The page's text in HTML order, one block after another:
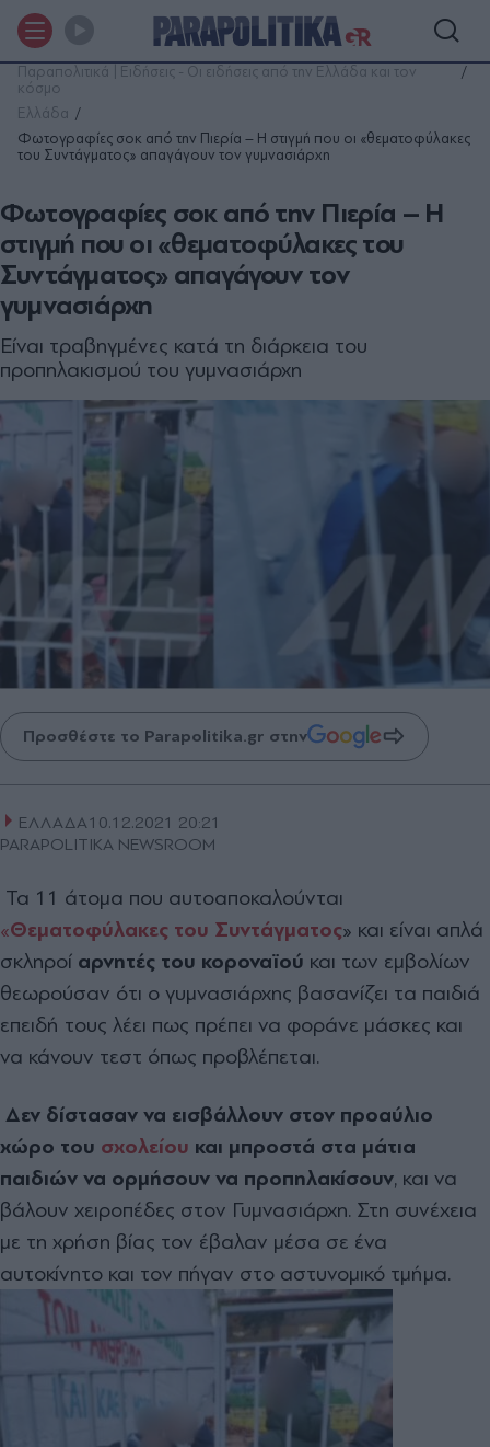
Παραπολιτικά | Ειδήσεις - Οι ειδήσεις από την Ελλάδα και τον
κόσμο
Ελλάδα
Φωτογραφίες σοκ από την Πιερία – Η στιγμή που οι «θεματοφύλακες
του Συντάγματος» απαγάγουν τον γυμνασιάρχη
Φωτογραφίες σοκ από την Πιερία – Η
στιγμή που οι «θεματοφύλακες του
Συντάγματος» απαγάγουν τον
γυμνασιάρχη
Είναι τραβηγμένες κατά τη διάρκεια του
προπηλακισμού του γυμνασιάρχη
Προσθέστε το Parapolitika.gr στην
ΕΛΛΑΔΑ10.12.2021 20:21
PARAPOLITIKA NEWSROOM
Τα 11 άτομα που αυτοαποκαλούνται
«Θεματοφύλακες του Συντάγματος» και είναι απλά
σκληροί αρνητές του κοροναϊού και των εμβολίων
θεωρούσαν ότι ο γυμνασιάρχης βασανίζει τα παιδιά
επειδή τους λέει πως πρέπει να φοράνε μάσκες και
να κάνουν τεστ όπως προβλέπεται.
Δεν δίστασαν να εισβάλλουν στον προαύλιο
χώρο του σχολείου και μπροστά στα μάτια
παιδιών να ορμήσουν να προπηλακίσουν, και να
βάλουν χειροπέδες στον Γυμνασιάρχη. Στη συνέχεια
με τη χρήση βίας τον έβαλαν μέσα σε ένα
αυτοκίνητο και τον πήγαν στο αστυνομικό τμήμα.